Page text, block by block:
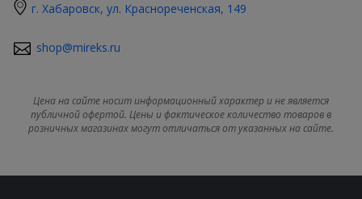
г. Хабаровск, ул. Краснореченская, 149
shop@mireks.ru
Цена на сайте носит информационный характер и не является
публичной офертой. Цены и фактическое количество товаров в
розничных магазинах могут отличаться от указанных на сайте.